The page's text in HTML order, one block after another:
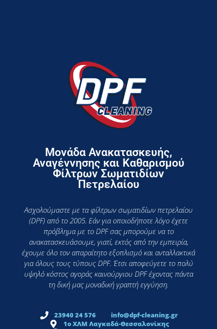
Μονάδα Ανακατασκευής,
Αναγέννησης και Καθαρισμού
Φίλτρων Σωματιδίων
Πετρελαίου
Ασχολούμαστε με τα φίλτρων σωματιδίων πετρελαίου
(DPF) από το 2005. Εάν για οποιοδήποτε λόγο έχετε
πρόβλημα με το DPF σας μπορούμε να το
ανακατασκευάσουμε, γιατί, εκτός από την εμπειρία,
έχουμε όλο τον απαραίτητο εξοπλισμό και ανταλλακτικά
για όλους τους τύπους DPF. Έτσι αποφεύγετε το πολύ
υψηλό κόστος αγοράς καινούργιου DPF έχοντας πάντα
τη δική μας μοναδική γραπτή εγγύηση.
23940 24 576
info@dpf-cleaning.gr
1ο ΧΛΜ Λαγκαδά-Θεσσαλονίκης